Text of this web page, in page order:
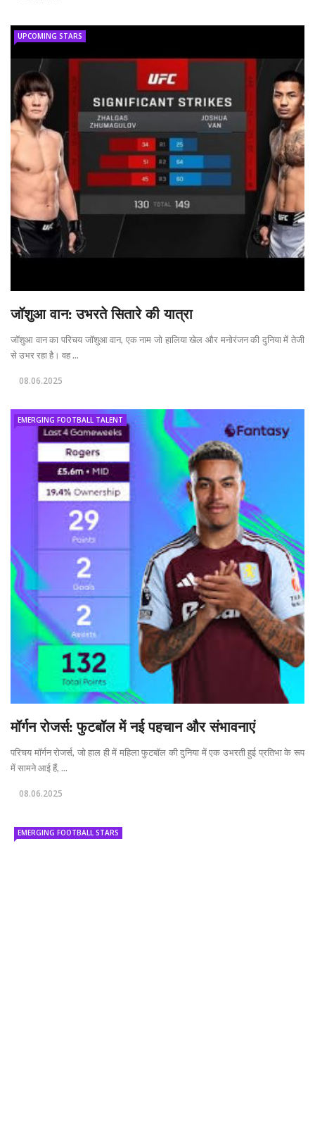
UPCOMING STARS
जॉशुआ वान: उभरते सितारे की यात्रा
जॉशुआ वान का परिचय जॉशुआ वान, एक नाम जो हालिया खेल और मनोरंजन की दुनिया में तेजी
से उभर रहा है। वह ...
08.06.2025
EMERGING FOOTBALL TALENT
मॉर्गन रोजर्स: फुटबॉल में नई पहचान और संभावनाएं
परिचय मॉर्गन रोजर्स, जो हाल ही में महिला फुटबॉल की दुनिया में एक उभरती हुई प्रतिभा के रूप
में सामने आई हैं, ...
08.06.2025
EMERGING FOOTBALL STARS